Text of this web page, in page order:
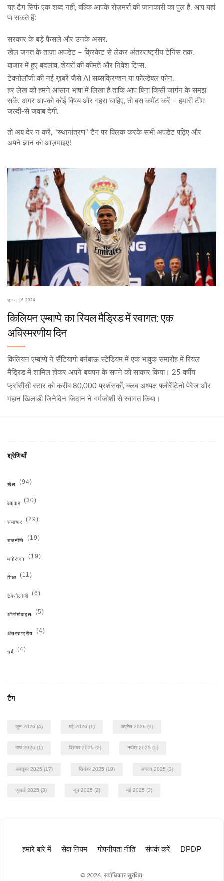
यह टैग सिर्फ एक शब्द नहीं, बल्कि आपके रोज़मर्रा की जानकारी का पुल है. आप यहां
पा सकते हैं:
सरकार के बड़े फैसले और उनके असर.
खेल जगत के ताज़ा अपडेट – क्रिकेट से लेकर अंतरराष्ट्रीय टेनिस तक.
बाजार में हुए बदलाव, शेयरों की कीमतें और निवेश टिप्स.
टेक्नोलॉजी की नई ख़बरें जैसे AI सब्सक्रिप्शन या फोल्डेबल फोन.
हर लेख को हमने आसान भाषा में लिखा है ताकि आप बिना किसी जार्गन के समझ
सकें. अगर आपको कोई विषय और गहरा चाहिए, तो बस कमेंट करें – हमारी टीम
जल्दी‑से जवाब देगी.
तो अब देर न करें, "स्थानांत्रण" टैग पर क्लिक करके सभी अपडेट पढ़िए और
अपने ज्ञान को आज़माइए!
जुल॰, 16 2024
किलियन एम्बाप्पे का रियल मैड्रिड में स्वागत: एक
अविस्मरणीय दिन
किलियन एम्बाप्पे ने सैंटियागो बर्नबाऊ स्टेडियम में एक भावुक समारोह में रियल
मैड्रिड में शामिल होकर अपने बचपन के सपने को साकार किया। 25 वर्षीय
फ्रांसीसी स्टार को करीब 80,000 प्रशंसकों, क्लब अध्यक्ष फ्लोरेंटिनो पेरेज और
महान खिलाड़ी जिनेदिन जिदान ने गर्मजोशी से स्वागत किया।
श्रेणियाँ
खेल (94)
व्यापार (30)
समाचार (29)
राजनीति (19)
मनोरंजन (19)
शिक्षा (11)
टेक्नोलॉजी (6)
ऑटोमोबाइल (5)
अंतरराष्ट्रीय (4)
धर्म (4)
टैग
जून 2026 (4) मई 2026 (1) अप्रैल 2026 (1)
मार्च 2026 (1) दिसंबर 2025 (2) नवंबर 2025 (5)
अक्तूबर 2025 (17) सितंबर 2025 (19) अगस्त 2025 (3)
जुलाई 2025 (3) जून 2025 (2) मई 2025 (3)
हमारे बारे में सेवा नियम गोपनीयता नीति संपर्क करें DPDP
© 2026. सर्वाधिकार सुरक्षित|